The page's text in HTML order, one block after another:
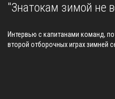
"Знатокам зимой не
Интервью с капитанами команд,
второй отборочных играх зимней